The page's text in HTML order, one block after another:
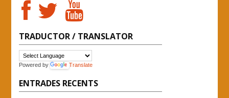
TRADUCTOR / TRANSLATOR
Powered by Translate
ENTRADES RECENTS